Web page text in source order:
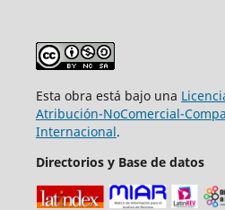
Esta obra está bajo una
Atribución-NoComercial-
Internacional.
Directorios y Base de datos